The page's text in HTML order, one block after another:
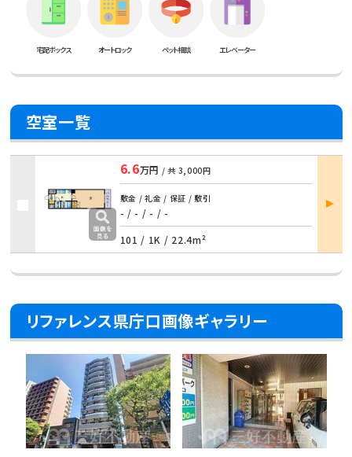
宅配ボックス オートロック ペット相談 エレベーター
空室一覧
6.6万円 / 共 3,000円
敷金 / 礼金 / 保証 / 敷引
- / - / - / -
101 / 1K / 22.4m²
部屋
詳細
リファレンス県庁口画像ギャラリー